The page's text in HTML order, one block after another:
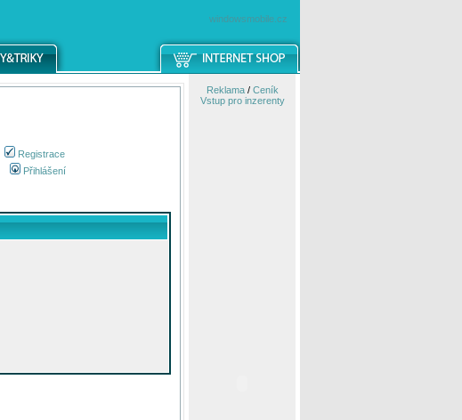
windowsmobile.cz
Registrace
Přihlášení
Reklama/ Ceník
Vstup pro inzerenty